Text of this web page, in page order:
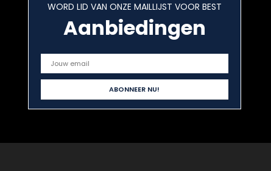
WORD LID VAN ONZE MAILLIJST VOOR BEST
Aanbiedingen